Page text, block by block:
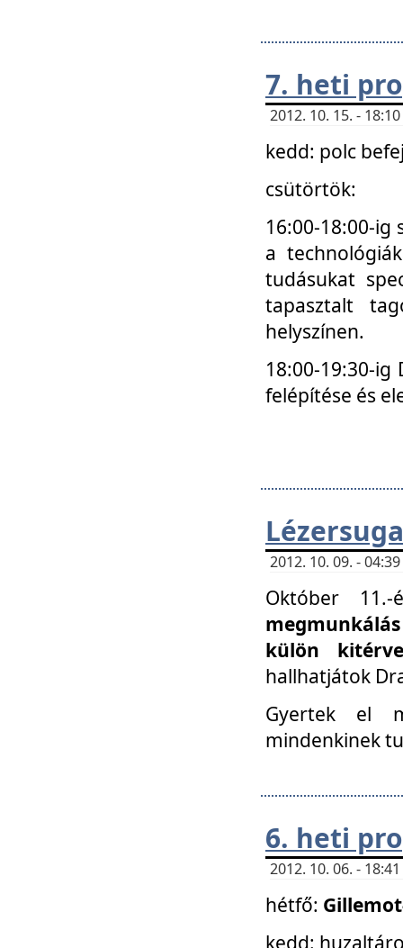
7. heti
2012. 10. 15. -
kedd: polc
csütörtök:
16:00-18:00-
a
tudásukat
tapasztalt
helyszínen.
18:00-19:30-
felépítése és
2012. 10. 09. -
Október
külön
hallhatjátok
Gyertek el
mindenkinek
6. heti
2012. 10. 06. -
hétfő:
kedd: